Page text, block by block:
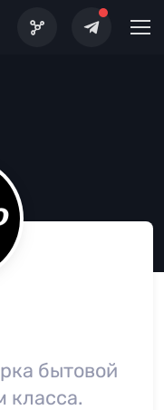
бытовой
класса.